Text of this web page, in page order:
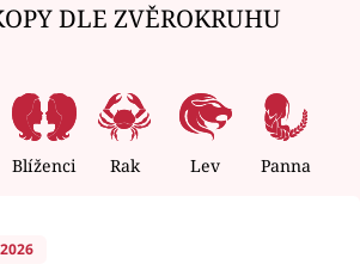
DLE ZVĚROKRUHU
Blíženci Rak Lev Panna